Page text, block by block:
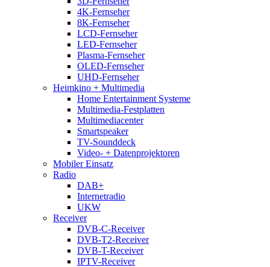
4K-Fernseher
8K-Fernseher
LCD-Fernseher
LED-Fernseher
Plasma-Fernseher
OLED-Fernseher
UHD-Fernseher
Heimkino + Multimedia
Home Entertainment Systeme
Multimedia-Festplatten
Multimediacenter
Smartspeaker
TV-Sounddeck
Video- + Datenprojektoren
Mobiler Einsatz
Radio
DAB+
Internetradio
UKW
Receiver
DVB-C-Receiver
DVB-T2-Receiver
DVB-T-Receiver
IPTV-Receiver